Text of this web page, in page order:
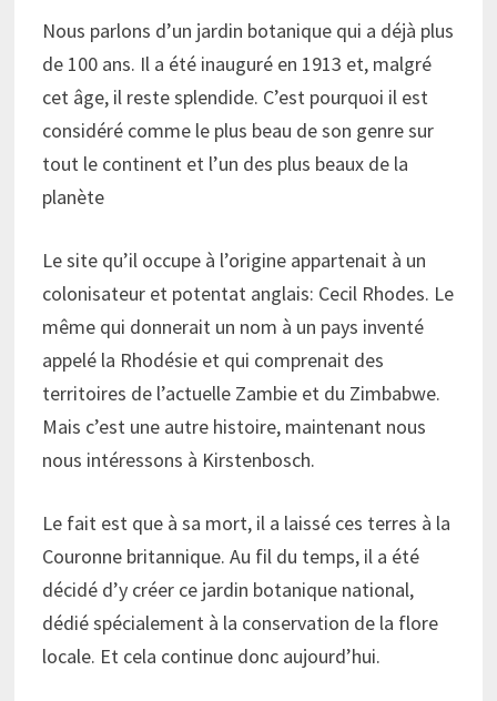
Nous parlons d’un jardin botanique qui a déjà plus
de 100 ans. Il a été inauguré en 1913 et, malgré
cet âge, il reste splendide. C’est pourquoi il est
considéré comme le plus beau de son genre sur
tout le continent et l’un des plus beaux de la
planète
Le site qu’il occupe à l’origine appartenait à un
colonisateur et potentat anglais: Cecil Rhodes. Le
même qui donnerait un nom à un pays inventé
appelé la Rhodésie et qui comprenait des
territoires de l’actuelle Zambie et du Zimbabwe.
Mais c’est une autre histoire, maintenant nous
nous intéressons à Kirstenbosch.
Le fait est que à sa mort, il a laissé ces terres à la
Couronne britannique. Au fil du temps, il a été
décidé d’y créer ce jardin botanique national,
dédié spécialement à la conservation de la flore
locale. Et cela continue donc aujourd’hui.